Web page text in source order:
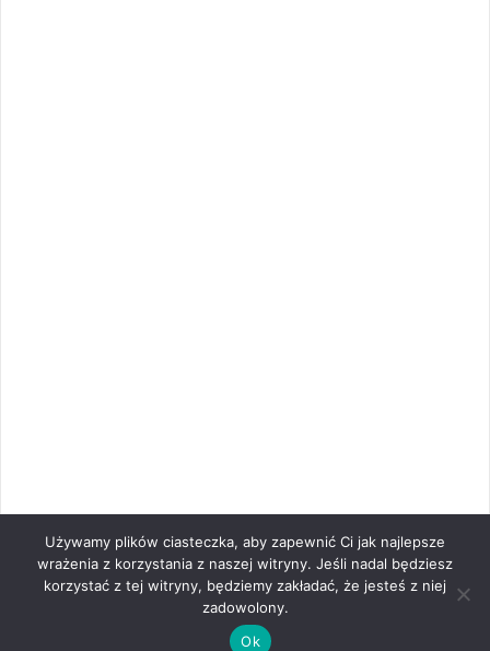
Używamy plików ciasteczka, aby zapewnić Ci jak najlepsze
wrażenia z korzystania z naszej witryny. Jeśli nadal będziesz
korzystać z tej witryny, będziemy zakładać, że jesteś z niej
zadowolony.
Ok